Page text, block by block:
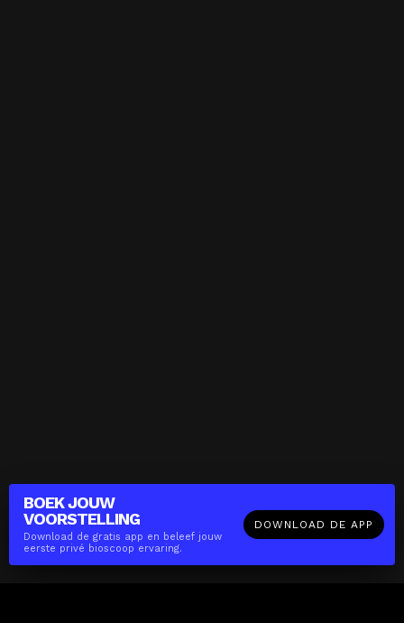
BOEK JOUW
VOORSTELLING
Download de gratis app en beleef jouw
eerste privé bioscoop ervaring.
DOWNLOAD DE APP